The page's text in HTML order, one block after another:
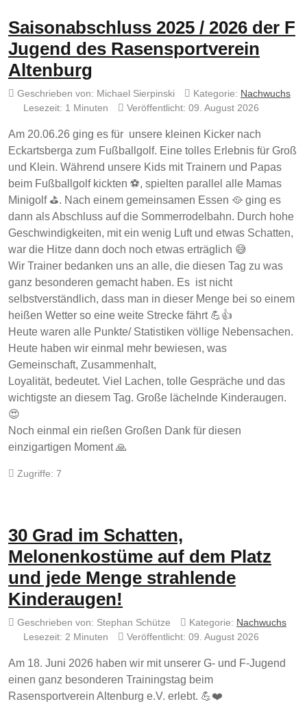
Saisonabschluss 2025 / 2026 der F
Jugend des Rasensportverein
Altenburg
Geschrieben von: Michael Sierpinski Kategorie: Nachwuchs
Lesezeit: 1 Minuten
Veröffentlicht: 09. August 2026
Am 20.06.26 ging es für unsere kleinen Kicker nach
Eckartsberga zum Fußballgolf. Eine tolles Erlebnis für Groß
und Klein. Während unsere Kids mit Trainern und Papas
beim Fußballgolf kickten ⚽️, spielten parallel alle Mamas
Minigolf ⛳️. Nach einem gemeinsamen Essen 🥘 ging es
dann als Abschluss auf die Sommerrodelbahn. Durch hohe
Geschwindigkeiten, mit ein wenig Luft und etwas Schatten,
war die Hitze dann doch noch etwas erträglich 😅
Wir Trainer bedanken uns an alle, die diesen Tag zu was
ganz besonderen gemacht haben. Es ist nicht
selbstverständlich, dass man in dieser Menge bei so einem
heißen Wetter so eine weite Strecke fährt 💪👍
Heute waren alle Punkte/ Statistiken völlige Nebensachen.
Heute haben wir einmal mehr bewiesen, was
Gemeinschaft, Zusammenhalt,
Loyalität, bedeutet. Viel Lachen, tolle Gespräche und das
wichtigste an diesem Tag. Große lächelnde Kinderaugen.
😍
Noch einmal ein rießen Großen Dank für diesen
einzigartigen Moment 🙏
Zugriffe: 7
30 Grad im Schatten,
Melonenkostüme auf dem Platz
und jede Menge strahlende
Kinderaugen!
Geschrieben von: Stephan Schütze Kategorie: Nachwuchs
Lesezeit: 2 Minuten
Veröffentlicht: 09. August 2026
Am 18. Juni 2026 haben wir mit unserer G- und F-Jugend
einen ganz besonderen Trainingstag beim
Rasensportverein Altenburg e.V. erlebt. 💪❤️